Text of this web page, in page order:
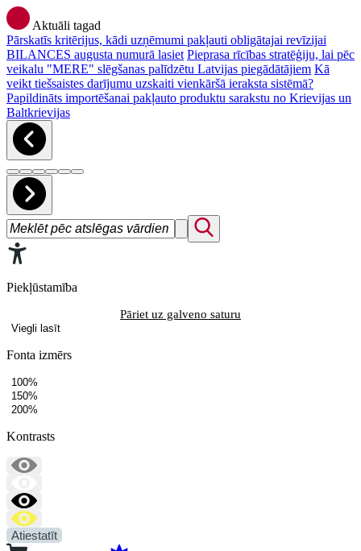
Aktuāli tagad
Pārskatīs kritērijus, kādi uzņēmumi pakļauti obligātajai revīzijai
BILANCES augusta numurā lasiet Pieprasa rīcības stratēģiju, lai pēc
veikalu "MERE" slēgšanas palīdzētu Latvijas piegādātājiem Kā
veikt tiešsaistes darījumu uzskaiti vienkāršā ieraksta sistēmā?
Papildināts importēšanai pakļauto produktu sarakstu no Krievijas un
Baltkrievijas
Piekļūstamība
Pāriet uz galveno saturu
Viegli lasīt
Fonta izmērs
100%
150%
200%
Kontrasts
Atiestatīt